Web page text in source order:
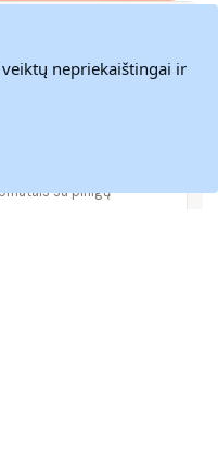
3–9 d. d.
su pinigų
veiktų nepriekaištingai ir